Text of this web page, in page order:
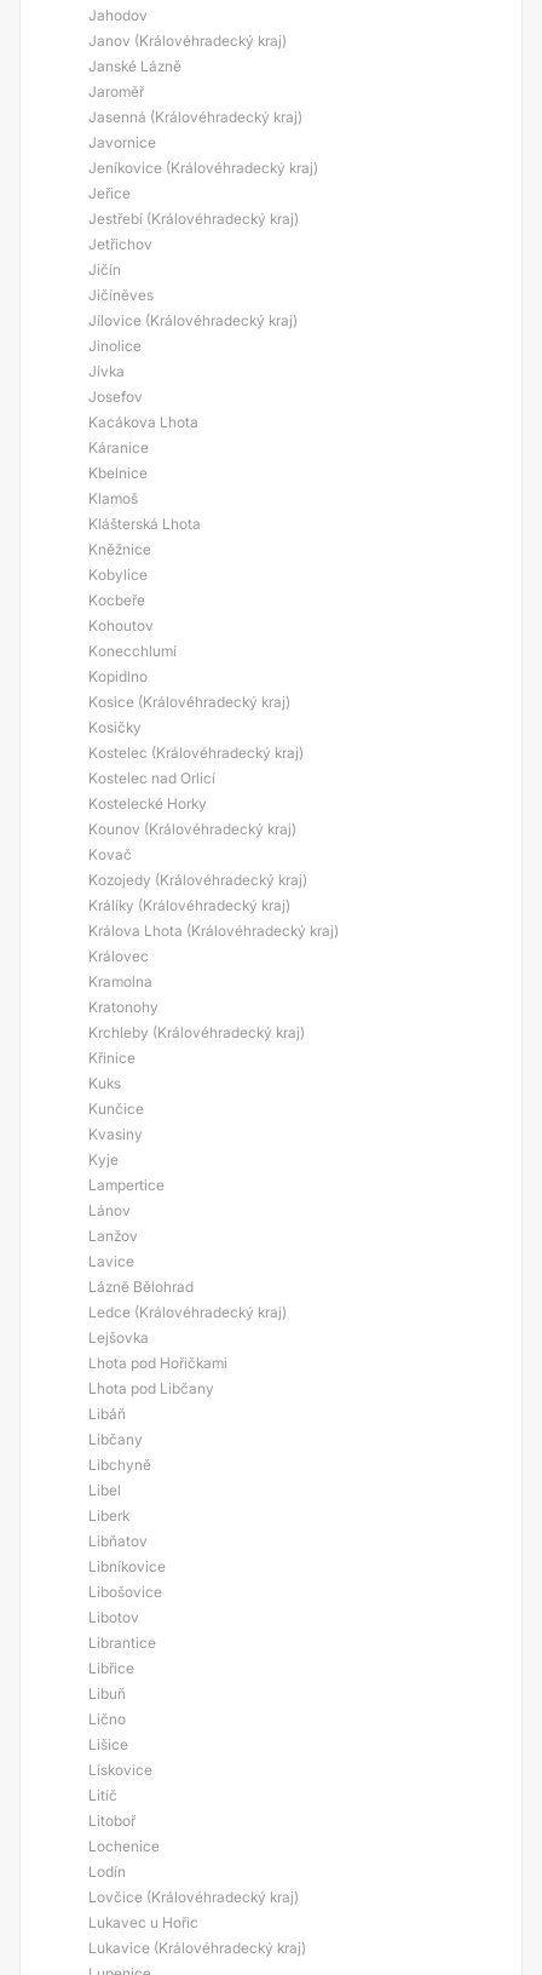
Jahodov
Janov (Královéhradecký kraj)
Janské Lázně
Jaroměř
Jasenná (Královéhradecký kraj)
Javornice
Jeníkovice (Královéhradecký kraj)
Jeřice
Jestřebí (Královéhradecký kraj)
Jetřichov
Jičín
Jičíněves
Jílovice (Královéhradecký kraj)
Jinolice
Jívka
Josefov
Kacákova Lhota
Káranice
Kbelnice
Klamoš
Klášterská Lhota
Kněžnice
Kobylice
Kocbeře
Kohoutov
Konecchlumí
Kopidlno
Kosice (Královéhradecký kraj)
Kosičky
Kostelec (Královéhradecký kraj)
Kostelec nad Orlicí
Kostelecké Horky
Kounov (Královéhradecký kraj)
Kovač
Kozojedy (Královéhradecký kraj)
Králíky (Královéhradecký kraj)
Králova Lhota (Královéhradecký kraj)
Královec
Kramolna
Kratonohy
Krchleby (Královéhradecký kraj)
Křinice
Kuks
Kunčice
Kvasiny
Kyje
Lampertice
Lánov
Lanžov
Lavice
Lázně Bělohrad
Ledce (Královéhradecký kraj)
Lejšovka
Lhota pod Hořičkami
Lhota pod Libčany
Libáň
Libčany
Libchyně
Libel
Liberk
Libňatov
Libníkovice
Libošovice
Libotov
Librantice
Libřice
Libuň
Lično
Lišice
Lískovice
Litíč
Litoboř
Lochenice
Lodín
Lovčice (Královéhradecký kraj)
Lukavec u Hořic
Lukavice (Královéhradecký kraj)